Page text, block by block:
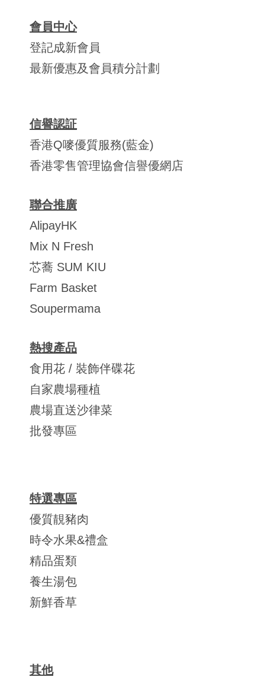
會員中心
登記成新會員
最新優惠及會員積分計劃
信譽認証
香港Q嘜優質服務(藍金)
香港零售管理協會信譽優網店
聯合推廣
AlipayHK
Mix N Fresh
芯蕎 SUM KIU
Farm Basket
Soupermama
熱搜產品
食用花 / 裝飾伴碟花
自家農場種植
農場直送沙律菜
批發專區
特選專區
優質靚豬肉
時令水果&禮盒
精品蛋類
養生湯包
新鮮香草
其他